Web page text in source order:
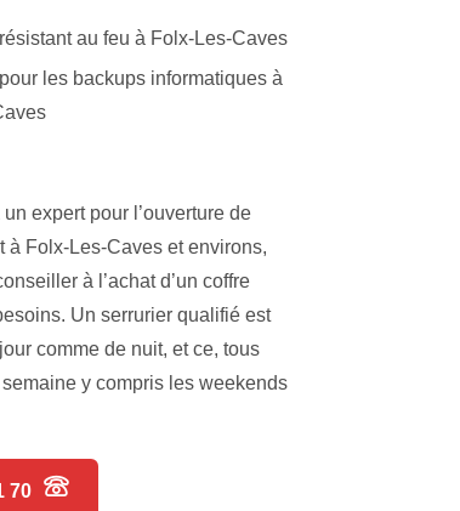
au feu à Folx-Les-Caves
les backups informatiques à
expert pour l’ouverture de
à Folx-Les-Caves et environs,
à l’achat d’un coffre
Un serrurier qualifié est
comme de nuit, et ce, tous
y compris les weekends
70